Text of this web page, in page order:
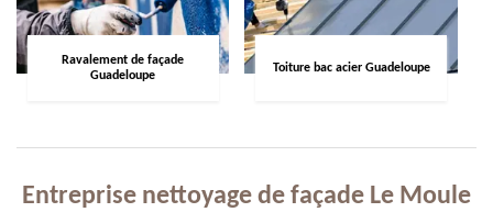
Ravalement de façade
Guadeloupe
Toiture bac acier Guadeloupe
Entreprise nettoyage de façade Le Moule